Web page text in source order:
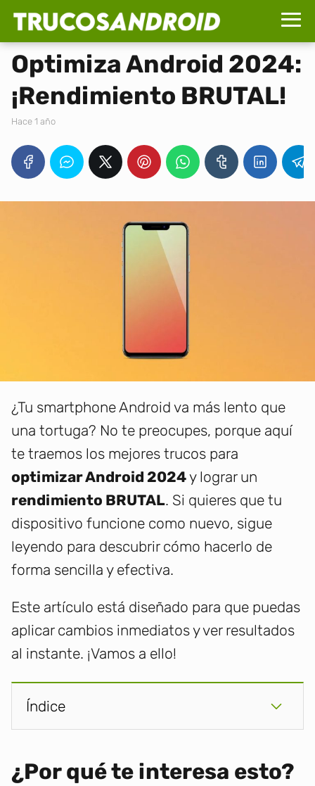
Optimiza Android 2024:
¡Rendimiento BRUTAL!
hace 1 año
¿Tu smartphone Android va más lento que
una tortuga? No te preocupes, porque aquí
te traemos los mejores trucos para
optimizar Android 2024y lograr un
rendimiento BRUTAL. Si quieres que tu
dispositivo funcione como nuevo, sigue
leyendo para descubrir cómo hacerlo de
forma sencilla y efectiva.
Este artículo está diseñado para que puedas
aplicar cambios inmediatos y ver resultados
al instante. ¡Vamos a ello!
Índice
¿Por qué te interesa esto?